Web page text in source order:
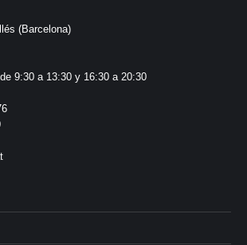
(Barcelona)
9:30 a 13:30 y 16:30 a 20:30